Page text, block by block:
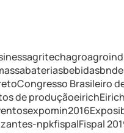
agritechagro
bateriasbebidas
Congresso Brasileiro
de produçãoeirich
expomin2016
npkfispalFispal